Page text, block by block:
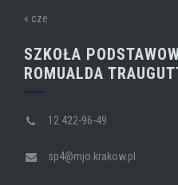
« cze
SZKOŁA
ROMUALDA
12 422-96-49
sp4@mjo.krakow.pl